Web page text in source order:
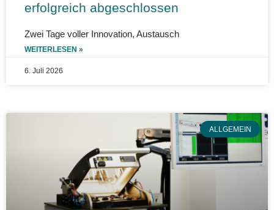
erfolgreich abgeschlossen
Zwei Tage voller Innovation, Austausch
WEITERLESEN »
6. Juli 2026
ALLGEMEIN